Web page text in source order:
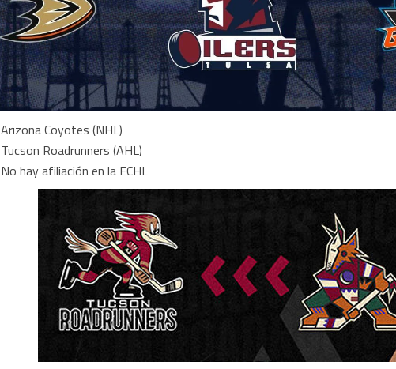
Arizona Coyotes (NHL)
Tucson Roadrunners (AHL)
No hay afiliación en la ECHL